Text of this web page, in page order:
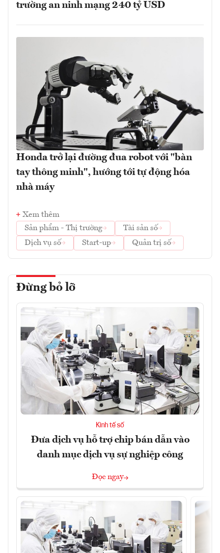
trường an ninh mạng 240 tỷ USD
Honda trở lại đường đua robot với "bàn
tay thông minh", hướng tới tự động hóa
nhà máy
Xem thêm
Sản phẩm - Thị trường
Tài sản số
Dịch vụ số
Start-up Quản trị số
Đừng bỏ lỡ
Kinh tế số
Đưa dịch vụ hỗ trợ chip bán dẫn vào
danh mục dịch vụ sự nghiệp công
Đọc ngay